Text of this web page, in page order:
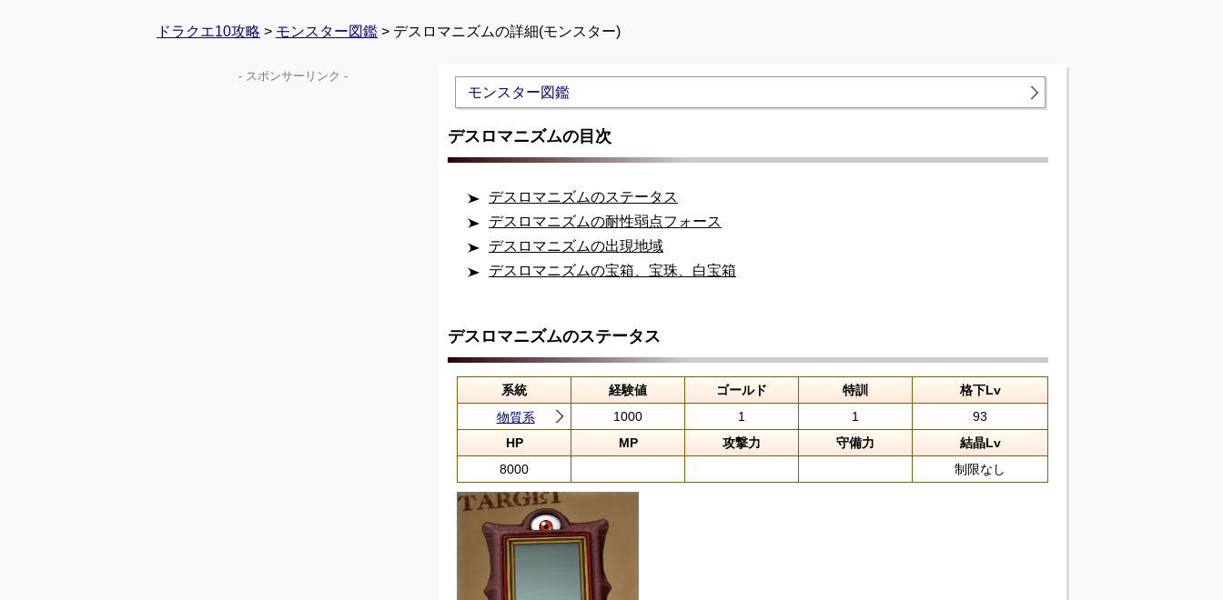
ドラクエ10攻略 > モンスター図鑑 > デスロマニズムの詳細(モンスター)
モンスター図鑑
デスロマニズムの目次
デスロマニズムのステータス
デスロマニズムの耐性弱点フォース
デスロマニズムの出現地域
デスロマニズムの宝箱、宝珠、白宝箱
デスロマニズムのステータス
系統 経験値 ゴールド 特訓
格下Lv
物質系
1000 1 1
93
HP
MP 攻撃力 守備力
結晶Lv
8000
制限なし
- スポンサーリンク -